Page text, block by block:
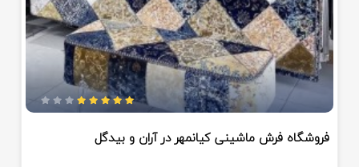
فروشگاه فرش ماشینی کیانمهر در آران و بیدگل